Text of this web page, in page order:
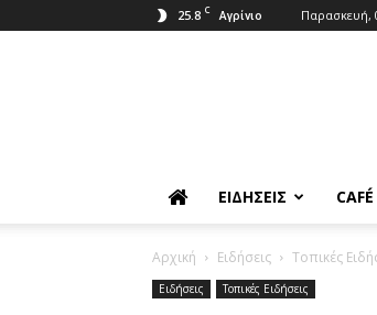
25.8 C Αγρίνιο Παρασκευή,
ΕΙΔΉΣΕΙΣ
Αρχική Ειδήσεις Τοπικές
Ειδήσεις Τοπικές Ειδήσεις